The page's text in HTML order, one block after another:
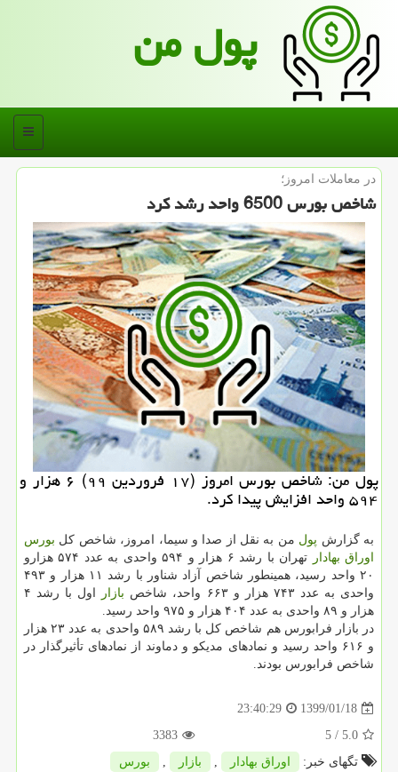
پول من
منو
در معاملات امروز؛
شاخص بورس 6500 واحد رشد كرد
پول من: شاخص بورس امروز (۱۷ فروردین ۹۹) ۶ هزار و
۵۹۴ واحد افزایش پیدا كرد.
به گزارش پول من به نقل از صدا و سیما، امروز، شاخص كل بورس
اوراق بهادار
تهران با رشد ۶ هزار و ۵۹۴ واحدی به عدد ۵۷۴ هزارو
۲۰ واحد رسید، همینطور شاخص آزاد شناور با رشد ۱۱ هزار و ۴۹۳
واحدی به عدد ۷۴۳ هزار و ۶۶۳ واحد، شاخص
بازار
اول با رشد ۴
هزار و ۸۹ واحدی به عدد ۴۰۴ هزار و ۹۷۵ واحد رسید.
در بازار فرابورس هم شاخص كل با رشد ۵۸۹ واحدی به عدد ۲۳ هزار
و ۶۱۶ واحد رسید و نمادهای مدیكو و دماوند از نمادهای تأثیرگذار در
شاخص فرابورس بودند.
1399/01/18
23:40:29
5.0
/ 5
3383
تگهای خبر:
اوراق بهادار , بازار , بورس